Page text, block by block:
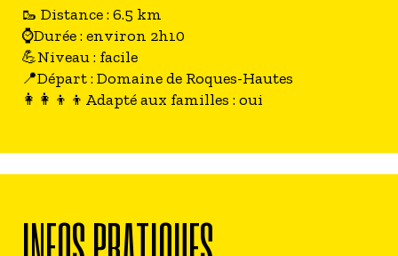
🥾 Distance : 6.5 km
⌚Durée : environ 2h10
💪Niveau : facile
📍Départ : Domaine de Roques-Hautes
👩‍👩‍👦‍👦Adapté aux familles : oui